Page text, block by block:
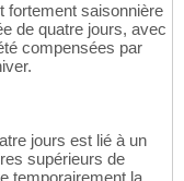
fortement saisonnière
de quatre jours, avec
compensées par
jours est lié à un
supérieurs de